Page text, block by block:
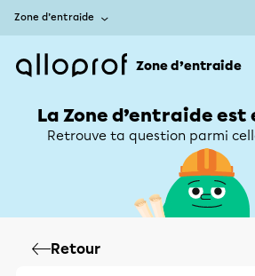
Zone d’entraide
Zone d’entraide
La Zone d’entraide
Retrouve ta question parmi
Retour